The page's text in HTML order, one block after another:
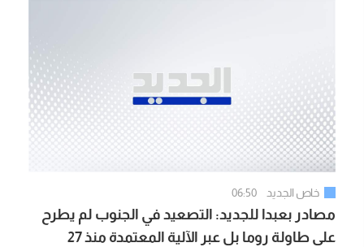
خاص الجديد 06:50
مصادر بعبدا للجديد: التصعيد في الجنوب لم يطرح
على طاولة روما بل عبر الآلية المعتمدة منذ 27